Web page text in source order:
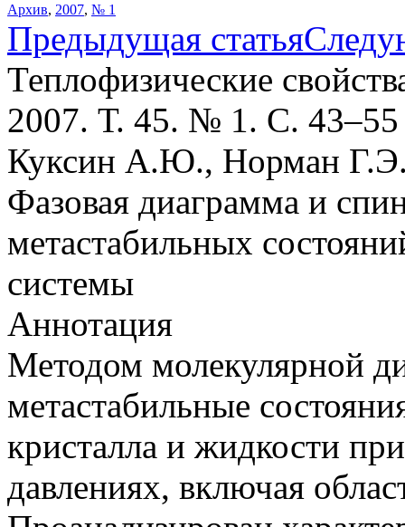
Архив, 2007, № 1
Предыдущая статья
Теплофизические
2007. Т. 45. № 1. С. 43–55
Куксин А.Ю., Норман
Фазовая диаграмма и
метастабильных
системы
Аннотация
Методом молекулярной
метастабильные
кристалла и жидкости
давлениях, включая